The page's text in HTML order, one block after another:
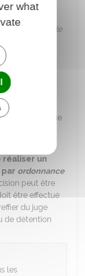
partie civile
utiles à
demander que
en
réaliser un
ordonnance
peut être
être effectué
du juge
de détention
les
what